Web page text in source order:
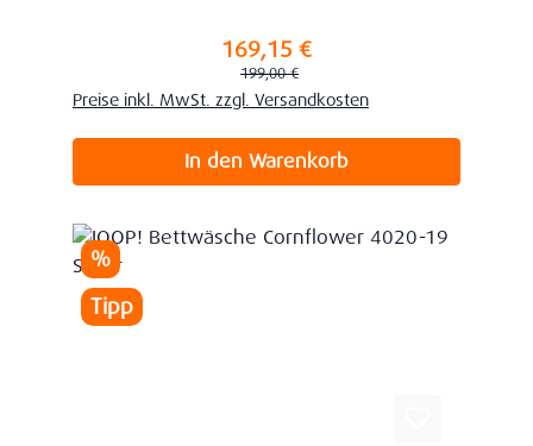
169,15 €
Regulärer Preis:
199,00 €
Preise inkl. MwSt. zzgl. Versandkosten
In den Warenkorb
Rabatt
%
Tipp